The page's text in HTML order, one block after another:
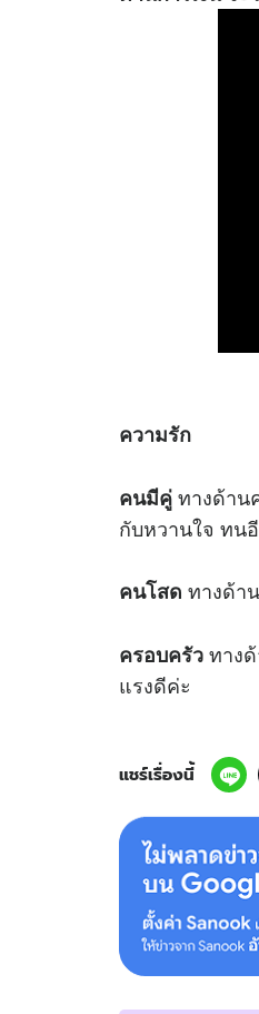
ความรัก
คนมีคู่ทางด้าน
กับหวานใจ ทน
คนโสด ทางด้า
ครอบครัวทาง
แรงดีค่ะ
แชร์เรื่องนี้